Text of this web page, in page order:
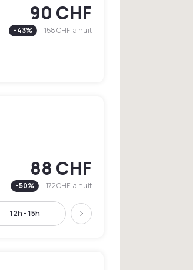
90 CHF
-43% 158 CHFla nuit
88 CHF
-50% 172 CHFla nuit
12h - 15h Suivant